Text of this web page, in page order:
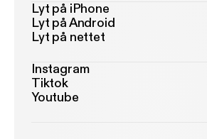
Lyt på iPhone
Lyt på Android
Lyt på nettet
Instagram
Tiktok
Youtube